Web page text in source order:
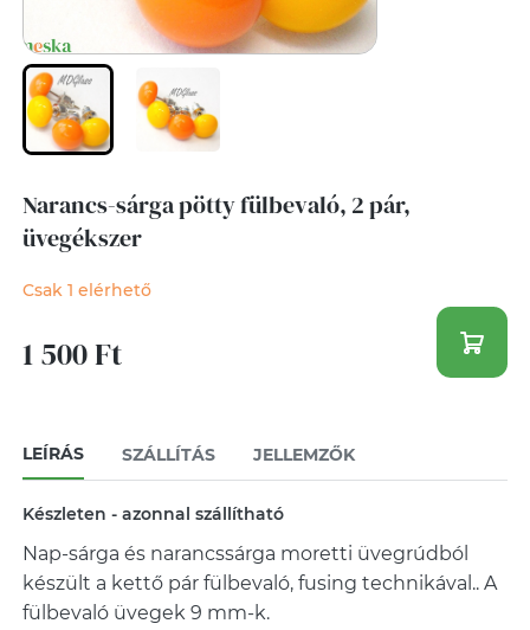
Narancs-sárga pötty fülbevaló, 2 pár,
üvegékszer
Csak 1 elérhető
1 500 Ft
LEÍRÁS SZÁLLÍTÁS JELLEMZŐK
Készleten - azonnal szállítható
Nap-sárga és narancssárga moretti üvegrúdból
készült a kettő pár fülbevaló, fusing technikával.. A
fülbevaló üvegek 9 mm-k.